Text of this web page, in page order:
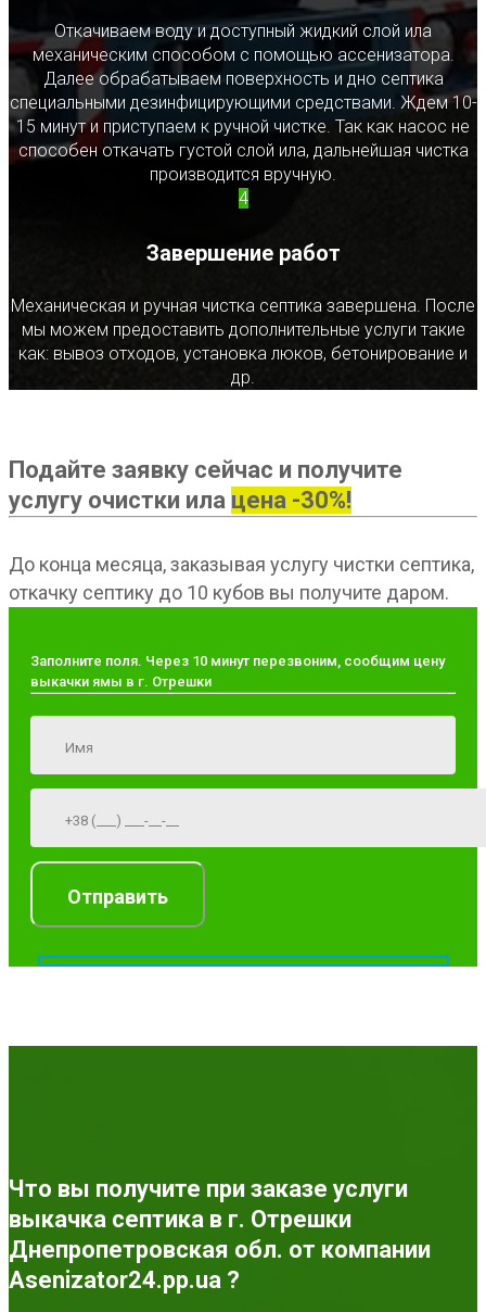
Откачиваем воду и доступный жидкий слой ила
механическим способом с помощью ассенизатора.
Далее обрабатываем поверхность и дно септика
специальными дезинфицирующими средствами. Ждем 10-
15 минут и приступаем к ручной чистке. Так как насос не
способен откачать густой слой ила, дальнейшая чистка
производится вручную.
4
Завершение работ
Механическая и ручная чистка септика завершена. После
мы можем предоставить дополнительные услуги такие
как: вывоз отходов, установка люков, бетонирование и
др.
Подайте заявку сейчас и получите
услугу очистки ила цена -30%!
До конца месяца, заказывая услугу чистки септика,
откачку септику до 10 кубов вы получите даром.
Заполните поля. Через 10 минут перезвоним, сообщим цену
выкачки ямы в г. Отрешки
Что вы получите при заказе услуги
выкачка септика в г. Отрешки
Днепропетровская обл. от компании
Asenizator24.pp.ua ?